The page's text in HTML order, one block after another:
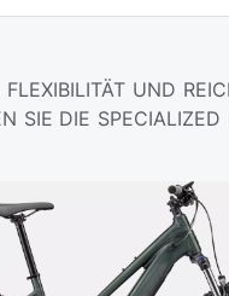
FLEXIBILITÄT UND
SIE DIE SPECIALIZED